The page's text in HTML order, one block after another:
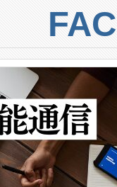
ai&のAI
運転、
タを監視
ートルに
ターゲッ
離は
メート
でき、
化でき